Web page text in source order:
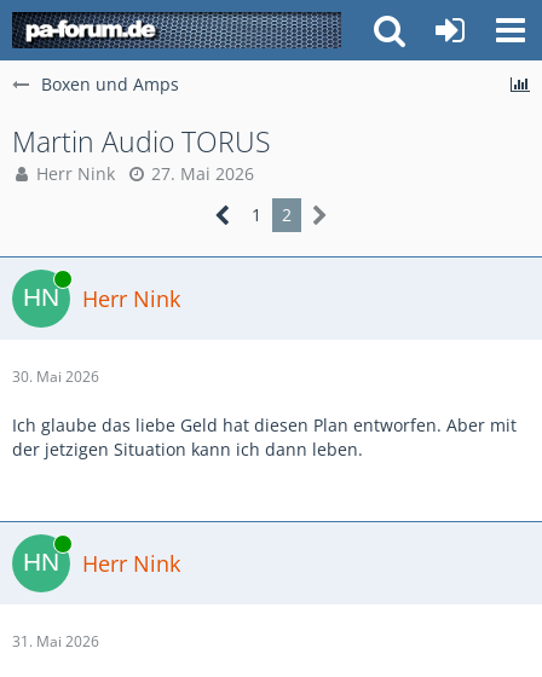
Boxen und Amps
Martin Audio TORUS
Herr Nink
27. Mai 2026
1
2
Online
Herr Nink
30. Mai 2026
Ich glaube das liebe Geld hat diesen Plan entworfen. Aber mit
der jetzigen Situation kann ich dann leben.
Online
Herr Nink
31. Mai 2026